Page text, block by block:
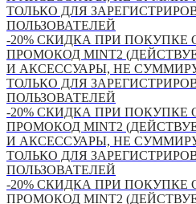
ТОЛЬКО ДЛЯ
ПОЛЬЗОВАТЕЛЕЙ
-20% СКИДКА ПРИ ПОКУПКЕ
ПРОМОКОД MINT2
И АКСЕССУАРЫ, НЕ
ТОЛЬКО ДЛЯ
ПОЛЬЗОВАТЕЛЕЙ
-20% СКИДКА ПРИ ПОКУПКЕ
ПРОМОКОД MINT2
И АКСЕССУАРЫ, НЕ
ТОЛЬКО ДЛЯ
ПОЛЬЗОВАТЕЛЕЙ
-20% СКИДКА ПРИ ПОКУПКЕ
ПРОМОКОД MINT2